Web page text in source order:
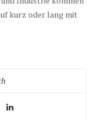
kurz oder lang mit